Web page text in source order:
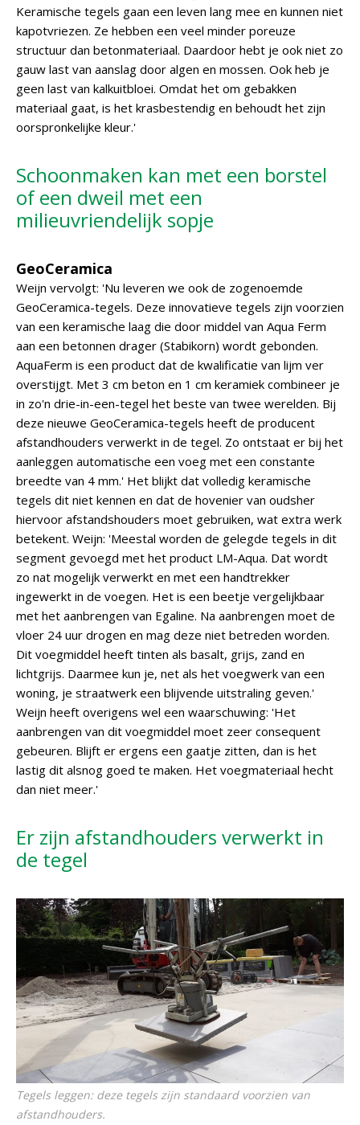
Keramische tegels gaan een leven lang mee en kunnen niet
kapotvriezen. Ze hebben een veel minder poreuze
structuur dan betonmateriaal. Daardoor hebt je ook niet zo
gauw last van aanslag door algen en mossen. Ook heb je
geen last van kalkuitbloei. Omdat het om gebakken
materiaal gaat, is het krasbestendig en behoudt het zijn
oorspronkelijke kleur.'
Schoonmaken kan met een borstel
of een dweil met een
milieuvriendelijk sopje
GeoCeramica
Weijn vervolgt: 'Nu leveren we ook de zogenoemde
GeoCeramica-tegels. Deze innovatieve tegels zijn voorzien
van een keramische laag die door middel van Aqua Ferm
aan een betonnen drager (Stabikorn) wordt gebonden.
AquaFerm is een product dat de kwalificatie van lijm ver
overstijgt. Met 3 cm beton en 1 cm keramiek combineer je
in zo'n drie-in-een-tegel het beste van twee werelden. Bij
deze nieuwe GeoCeramica-tegels heeft de producent
afstandhouders verwerkt in de tegel. Zo ontstaat er bij het
aanleggen automatische een voeg met een constante
breedte van 4 mm.' Het blijkt dat volledig keramische
tegels dit niet kennen en dat de hovenier van oudsher
hiervoor afstandshouders moet gebruiken, wat extra werk
betekent. Weijn: 'Meestal worden de gelegde tegels in dit
segment gevoegd met het product LM-Aqua. Dat wordt
zo nat mogelijk verwerkt en met een handtrekker
ingewerkt in de voegen. Het is een beetje vergelijkbaar
met het aanbrengen van Egaline. Na aanbrengen moet de
vloer 24 uur drogen en mag deze niet betreden worden.
Dit voegmiddel heeft tinten als basalt, grijs, zand en
lichtgrijs. Daarmee kun je, net als het voegwerk van een
woning, je straatwerk een blijvende uitstraling geven.'
Weijn heeft overigens wel een waarschuwing: 'Het
aanbrengen van dit voegmiddel moet zeer consequent
gebeuren. Blijft er ergens een gaatje zitten, dan is het
lastig dit alsnog goed te maken. Het voegmateriaal hecht
dan niet meer.'
Er zijn afstandhouders verwerkt in
de tegel
Tegels leggen: deze tegels zijn standaard voorzien van
afstandhouders.